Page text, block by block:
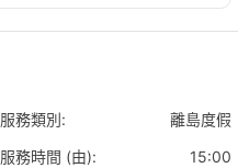
服務類別:
離島度假
服務時間 (由):
15:00